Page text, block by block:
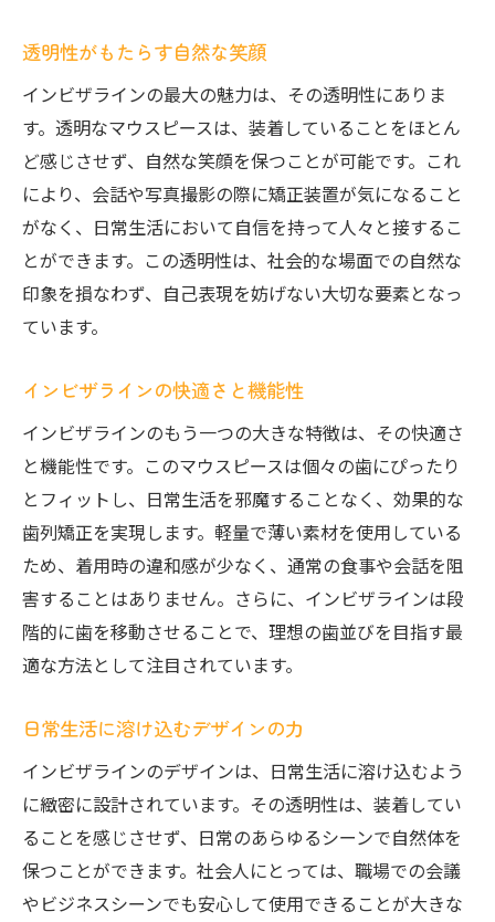
笑顔を引き立てる透明デザイン
自信をもたらすインビザライン
自然なコミュニケーションのサポート
インビザラインの進化した技術
笑顔の健康を守るインビザライン
見た目と自信の向上を促進
インビザラインの透明性が生む自然なコミュニ
ケーション
対話をより自然にするフィット感
人前での自信をサポート
自然な会話を促す透明マウスピース
日常の中での違和感を最小限に
会話を楽しむためのインビザライン
快適な装着感を実現するインビザラインのフィ
ット感
個々の歯形に合わせた精密設計
長時間の装着でも快適
フィット感がもたらす安心感
インビザラインの調整可能な設計
心地よい装着で自信を維持
インビザラインで自信を持てる笑顔の秘密
透明性が支える自信
透明性がもたらす自然な笑顔
インビザラインの最大の魅力は、その透明性にありま
す。透明なマウスピースは、装着していることをほとん
ど感じさせず、自然な笑顔を保つことが可能です。これ
により、会話や写真撮影の際に矯正装置が気になること
がなく、日常生活において自信を持って人々と接するこ
とができます。この透明性は、社会的な場面での自然な
印象を損なわず、自己表現を妨げない大切な要素となっ
ています。
インビザラインの快適さと機能性
インビザラインのもう一つの大きな特徴は、その快適さ
と機能性です。このマウスピースは個々の歯にぴったり
とフィットし、日常生活を邪魔することなく、効果的な
歯列矯正を実現します。軽量で薄い素材を使用している
ため、着用時の違和感が少なく、通常の食事や会話を阻
害することはありません。さらに、インビザラインは段
階的に歯を移動させることで、理想の歯並びを目指す最
適な方法として注目されています。
日常生活に溶け込むデザインの力
インビザラインのデザインは、日常生活に溶け込むよう
に緻密に設計されています。その透明性は、装着してい
ることを感じさせず、日常のあらゆるシーンで自然体を
保つことができます。社会人にとっては、職場での会議
やビジネスシーンでも安心して使用できることが大きな